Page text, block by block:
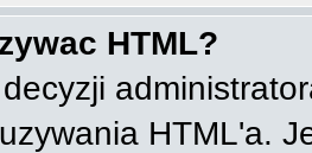
HTML?
HTML'a.